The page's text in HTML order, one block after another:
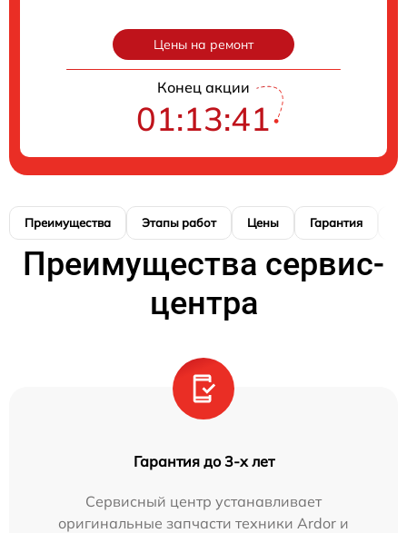
Цены на ремонт
Конец акции
01:13:40
Преимущества Этапы работ Цены Гарантия
Преимущества сервис-
центра
Гарантия до 3-х лет
Сервисный центр устанавливает
оригинальные запчасти техники Ardor и